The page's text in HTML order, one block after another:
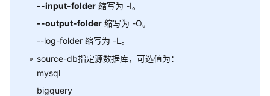
误
--input-folder 缩写为 -I。
--output-folder 缩写为 -O。
--log-folder 缩写为 -L。
source-db指定源数据库，可选值为：
mysql
bigquery